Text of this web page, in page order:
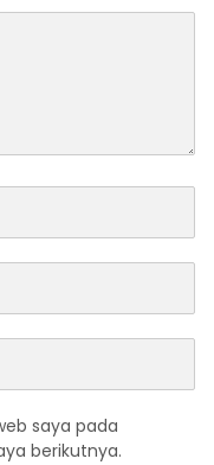
saya pada
berikutnya.